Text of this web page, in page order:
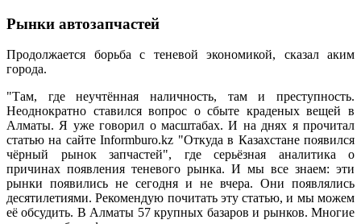
Рынки автозапчастей
Продолжается борьба с теневой экономикой, сказал аким
города.
"Там, где неучтённая наличность, там и преступность.
Неоднократно ставился вопрос о сбыте краденых вещей в
Алматы. Я уже говорил о масштабах. И на днях я прочитал
статью на сайте Informburo.kz "Откуда в Казахстане появился
чёрный рынок запчастей", где серьёзная аналитика о
причинах появления теневого рынка. И мы все знаем: эти
рынки появились не сегодня и не вчера. Они появлялись
десятилетиями. Рекомендую почитать эту статью, и мы можем
её обсудить. В Алматы 57 крупных базаров и рынков. Многие